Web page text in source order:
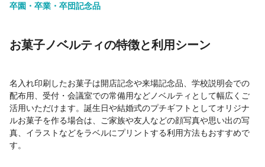
卒園・卒業・卒団記念品
お菓子ノベルティの特徴と利用シーン
名入れ印刷したお菓子は開店記念や来場記念品、学校説明会での
配布用、受付・会議室での常備用などノベルティとして幅広くご
活用いただけます。誕生日や結婚式のプチギフトとしてオリジナ
ルお菓子を作る場合は、ご家族や友人などの顔写真や思い出の写
真、イラストなどをラベルにプリントする利用方法もおすすめで
す。